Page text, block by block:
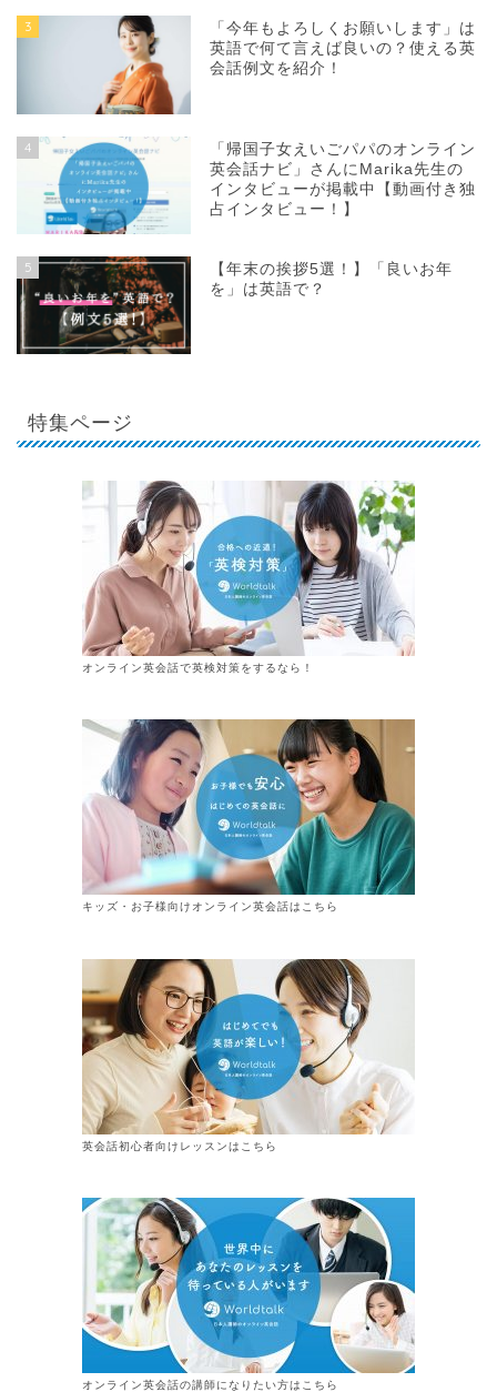
3
「今年もよろしくお願いします」は
英語で何て言えば良いの？使える英
会話例文を紹介！
4
「帰国子女えいごパパのオンライン
英会話ナビ」さんにMarika先生の
インタビューが掲載中【動画付き独
占インタビュー！】
5
【年末の挨拶5選！】「良いお年
を」は英語で？
特集ページ
オンライン英会話で英検対策をするなら！
キッズ・お子様向けオンライン英会話はこちら
英会話初心者向けレッスンはこちら
オンライン英会話の講師になりたい方はこちら